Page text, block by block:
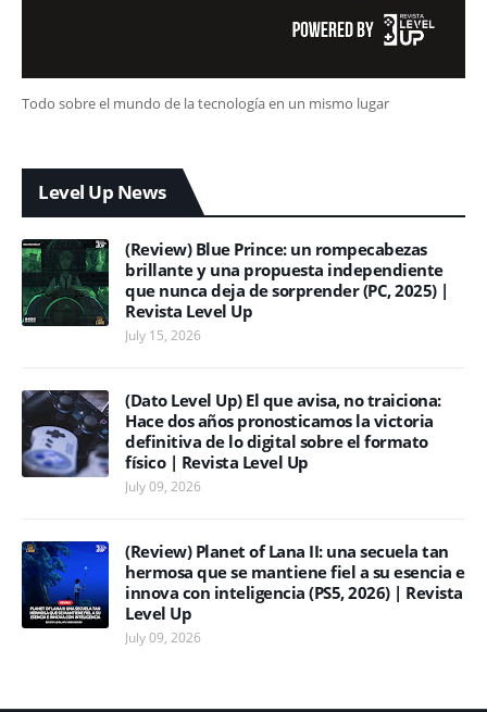
Todo sobre el mundo de la tecnología en un mismo lugar
Level Up News
(Review) Blue Prince: un rompecabezas
brillante y una propuesta independiente
que nunca deja de sorprender (PC, 2025) |
Revista Level Up
July 15, 2026
(Dato Level Up) El que avisa, no traiciona:
Hace dos años pronosticamos la victoria
definitiva de lo digital sobre el formato
físico | Revista Level Up
July 09, 2026
(Review) Planet of Lana II: una secuela tan
hermosa que se mantiene fiel a su esencia e
innova con inteligencia (PS5, 2026) | Revista
Level Up
July 09, 2026